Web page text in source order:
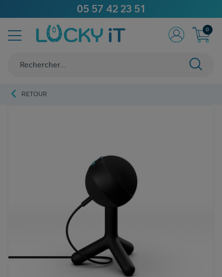
05 57 42 23 51
0
RETOUR